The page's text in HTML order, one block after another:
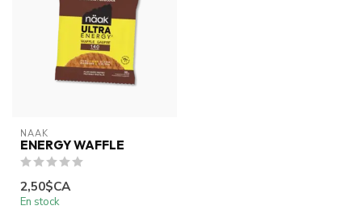
NAAK
ENERGY WAFFLE
2,50$CA
En stock